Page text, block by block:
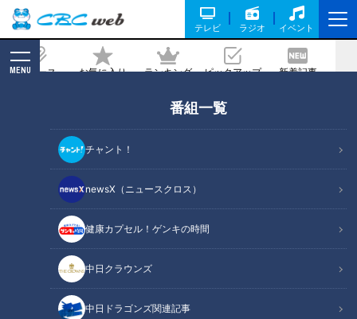
テレビ ラジオ イベント
ニュース お気に入り ランキング ピックアップ 新着記事
MENU
番組一覧
チャント！
newsX（ニュースクロス）
健康カプセル！ゲンキの時間
中日クラウンズ
中日ドラゴンズ関連記事
れからも続くマインド
2026/06/08 06:00
RadiChubu（ラジチューブ）
CBCラジオ #プラス！
5月31日の東京ドーム公演をもって活動終了となった、国民的